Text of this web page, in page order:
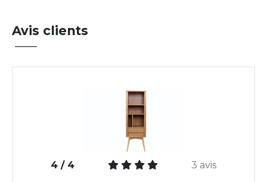
Avis clients
4 / 4 3 avis